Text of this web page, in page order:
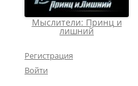
Мыслители: Принц и
лишний
Регистрация
Войти